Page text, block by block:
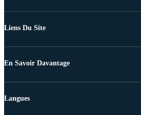
Liens Du Site
En Savoir Davantage
Langues